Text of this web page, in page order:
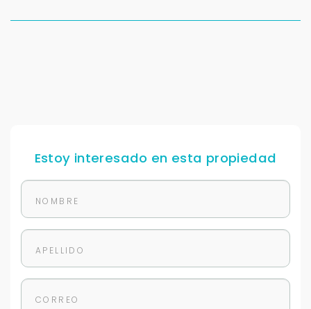
Estoy interesado en esta propiedad
sistema de gestión de clientes.
Tus datos están seguros